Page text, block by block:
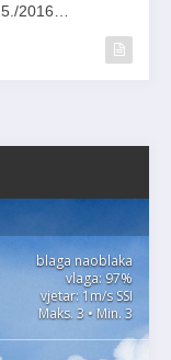
2016…
blaga naoblaka
vlaga: 97%
vjetar: 1m/s SSI
Maks. 3 • Min. 3